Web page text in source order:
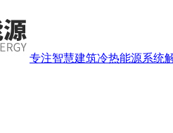
专注智慧建筑冷热能源系统